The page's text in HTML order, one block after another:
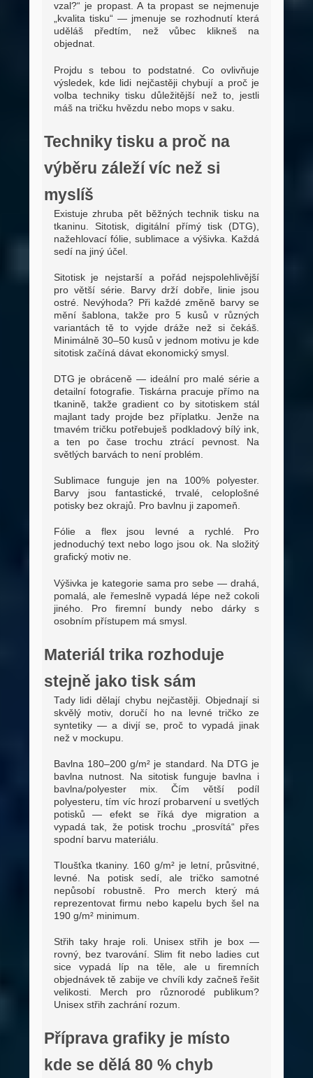
vzal?“ je propast. A ta propast se nejmenuje
„kvalita tisku“ — jmenuje se rozhodnutí která
uděláš předtím, než vůbec klikneš na
objednat.
Projdu s tebou to podstatné. Co ovlivňuje
výsledek, kde lidi nejčastěji chybují a proč je
volba techniky tisku důležitější než to, jestli
máš na tričku hvězdu nebo mops v saku.
Techniky tisku a proč na
výběru záleží víc než si
myslíš
Existuje zhruba pět běžných technik tisku na
tkaninu. Sitotisk, digitální přímý tisk (DTG),
nažehlovací fólie, sublimace a výšivka. Každá
sedí na jiný účel.
Sitotisk je nejstarší a pořád nejspolehlivější
pro větší série. Barvy drží dobře, linie jsou
ostré. Nevýhoda? Při každé změně barvy se
mění šablona, takže pro 5 kusů v různých
variantách tě to vyjde dráže než si čekáš.
Minimálně 30–50 kusů v jednom motivu je kde
sitotisk začíná dávat ekonomický smysl.
DTG je obráceně — ideální pro malé série a
detailní fotografie. Tiskárna pracuje přímo na
tkanině, takže gradient co by sitotiskem stál
majlant tady projde bez příplatku. Jenže na
tmavém tričku potřebuješ podkladový bílý ink,
a ten po čase trochu ztrácí pevnost. Na
světlých barvách to není problém.
Sublimace funguje jen na 100% polyester.
Barvy jsou fantastické, trvalé, celoplošné
potisky bez okrajů. Pro bavlnu ji zapomeň.
Fólie a flex jsou levné a rychlé. Pro
jednoduchý text nebo logo jsou ok. Na složitý
grafický motiv ne.
Výšivka je kategorie sama pro sebe — drahá,
pomalá, ale řemeslně vypadá lépe než cokoli
jiného. Pro firemní bundy nebo dárky s
osobním přístupem má smysl.
Materiál trika rozhoduje
stejně jako tisk sám
Tady lidi dělají chybu nejčastěji. Objednají si
skvělý motiv, doručí ho na levné tričko ze
syntetiky — a divjí se, proč to vypadá jinak
než v mockupu.
Bavlna 180–200 g/m² je standard. Na DTG je
bavlna nutnost. Na sitotisk funguje bavlna i
bavlna/polyester mix. Čím větší podíl
polyesteru, tím víc hrozí probarvení u svetlých
potisků — efekt se říká dye migration a
vypadá tak, že potisk trochu „prosvítá“ přes
spodní barvu materiálu.
Tloušťka tkaniny. 160 g/m² je letní, průsvitné,
levné. Na potisk sedí, ale tričko samotné
nepůsobí robustně. Pro merch který má
reprezentovat firmu nebo kapelu bych šel na
190 g/m² minimum.
Střih taky hraje roli. Unisex střih je box —
rovný, bez tvarování. Slim fit nebo ladies cut
sice vypadá líp na těle, ale u firemních
objednávek tě zabije ve chvíli kdy začneš řešit
velikosti. Merch pro různorodé publikum?
Unisex střih zachrání rozum.
Příprava grafiky je místo
kde se dělá 80 % chyb